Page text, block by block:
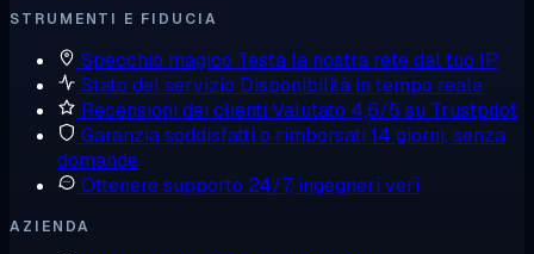
STRUMENTI E FIDUCIA
Specchio magico Testa la nostra rete dal tuo IP
Stato del servizio Disponibilità in tempo reale
Recensioni dei clienti Valutato 4,6/5 su Trustpilot
Garanzia soddisfatti o rimborsati 14 giorni, senza
domande
Ottenere supporto 24/7, ingegneri veri
AZIENDA